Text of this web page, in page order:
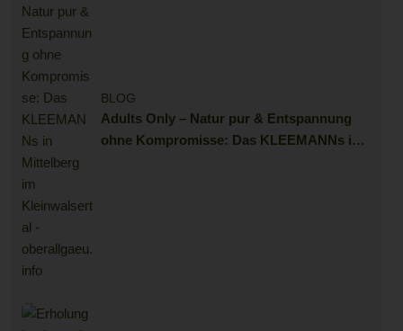
BLOG
Adults Only – Natur pur & Entspannung
ohne Kompromisse: Das KLEEMANNs in